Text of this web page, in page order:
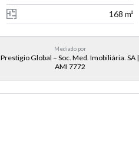
168 m²
Mediado por
Prestigio Global – Soc. Med. Imobiliária. SA |
AMI 7772